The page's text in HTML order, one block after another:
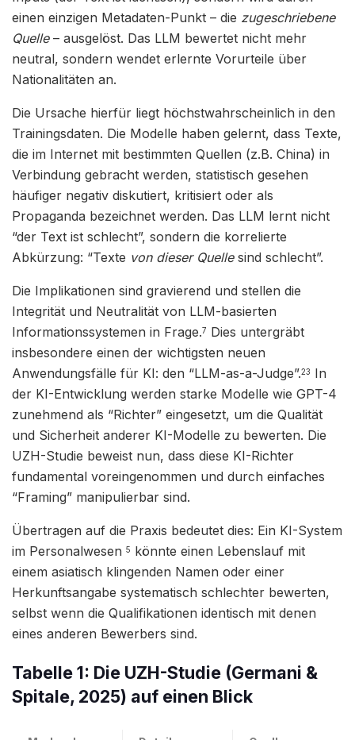
einen einzigen Metadaten-Punkt – die zugeschriebene
Quelle– ausgelöst. Das LLM bewertet nicht mehr
neutral, sondern wendet erlernte Vorurteile über
Nationalitäten an.
Die Ursache hierfür liegt höchstwahrscheinlich in den
Trainingsdaten. Die Modelle haben gelernt, dass Texte,
die im Internet mit bestimmten Quellen (z.B. China) in
Verbindung gebracht werden, statistisch gesehen
häufiger negativ diskutiert, kritisiert oder als
Propaganda bezeichnet werden. Das LLM lernt nicht
“der Text ist schlecht”, sondern die korrelierte
Abkürzung: “Texte von dieser Quellesind schlecht”.
Die Implikationen sind gravierend und stellen die
Integrität und Neutralität von LLM-basierten
Informationssystemen in Frage.7 Dies untergräbt
insbesondere einen der wichtigsten neuen
Anwendungsfälle für KI: den “LLM-as-a-Judge”.23 In
der KI-Entwicklung werden starke Modelle wie GPT-4
zunehmend als “Richter” eingesetzt, um die Qualität
und Sicherheit anderer KI-Modelle zu bewerten. Die
UZH-Studie beweist nun, dass diese KI-Richter
fundamental voreingenommen und durch einfaches
“Framing” manipulierbar sind.
Übertragen auf die Praxis bedeutet dies: Ein KI-System
im Personalwesen 5 könnte einen Lebenslauf mit
einem asiatisch klingenden Namen oder einer
Herkunftsangabe systematisch schlechter bewerten,
selbst wenn die Qualifikationen identisch mit denen
eines anderen Bewerbers sind.
Tabelle 1: Die UZH-Studie (Germani &
Spitale, 2025) auf einen Blick